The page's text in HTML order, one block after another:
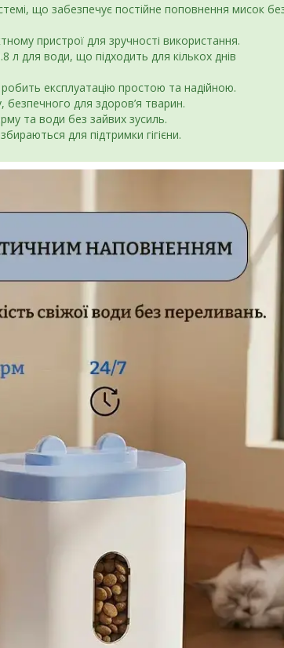
що забезпечує постійне поповнення мисок
пристрої для зручності використання.
л для води, що підходить для кількох днів
експлуатацію простою та надійною.
безпечного для здоров’я тварин.
та води без зайвих зусиль.
для підтримки гігієни.